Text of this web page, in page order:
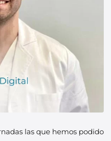
las que hemos podido